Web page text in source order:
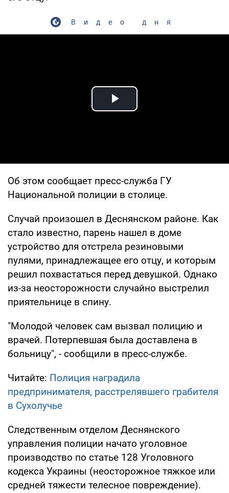
Видео дня
Play Video
Об этом сообщает пресс-служба ГУ
Национальной полиции в столице.
Случай произошел в Деснянском районе. Как
стало известно, парень нашел в доме
устройство для отстрела резиновыми
пулями, принадлежащее его отцу, и которым
решил похвастаться перед девушкой. Однако
из-за неосторожности случайно выстрелил
приятельнице в спину.
"Молодой человек сам вызвал полицию и
врачей. Потерпевшая была доставлена в
больницу", - сообщили в пресс-службе.
Читайте: Полиция наградила
предпринимателя, расстрелявшего грабителя
в Сухолучье
Следственным отделом Деснянского
управления полиции начато уголовное
производство по статье 128 Уголовного
кодекса Украины (неосторожное тяжкое или
средней тяжести телесное повреждение).